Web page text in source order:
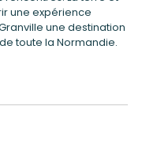
une expérience
une destination
toute la Normandie.